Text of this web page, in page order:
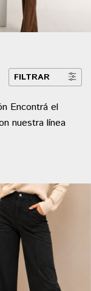
FILTRAR
Encontrá el
nuestra línea